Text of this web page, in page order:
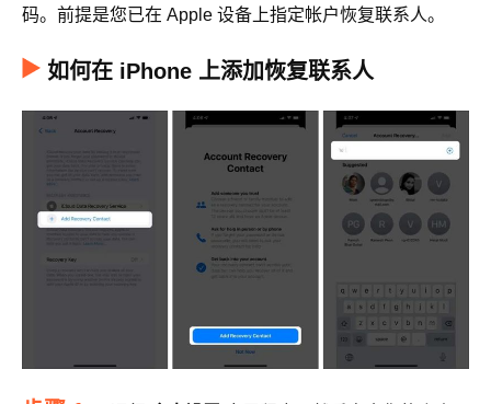
码。前提是您已在 Apple 设备上指定帐户恢复联系人。
如何在 iPhone 上添加恢复联系人